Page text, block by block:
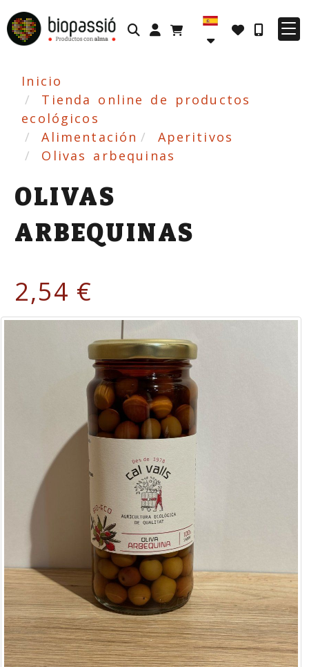
Identifícate
Inicio
Tienda online de productos
ecológicos
Alimentación
Aperitivos
Olivas arbequinas
OLIVAS
ARBEQUINAS
2,54 €